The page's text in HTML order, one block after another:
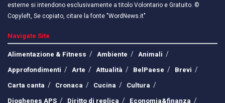
esterne si intendono esclusivamente a titolo Volontario e Gratuito. ©
Copyleft, Se copiato, citare la fonte "WordNews.it"
Navigate Site
Alimentazione & Fitness
Ambiente
Animali
Approfondimenti
Arte Attualità BelPaese
Brevi
Carta canta
Cronaca Cucina
Cultura
Dioghenes APS
Diritto di replica
Economia&finanza